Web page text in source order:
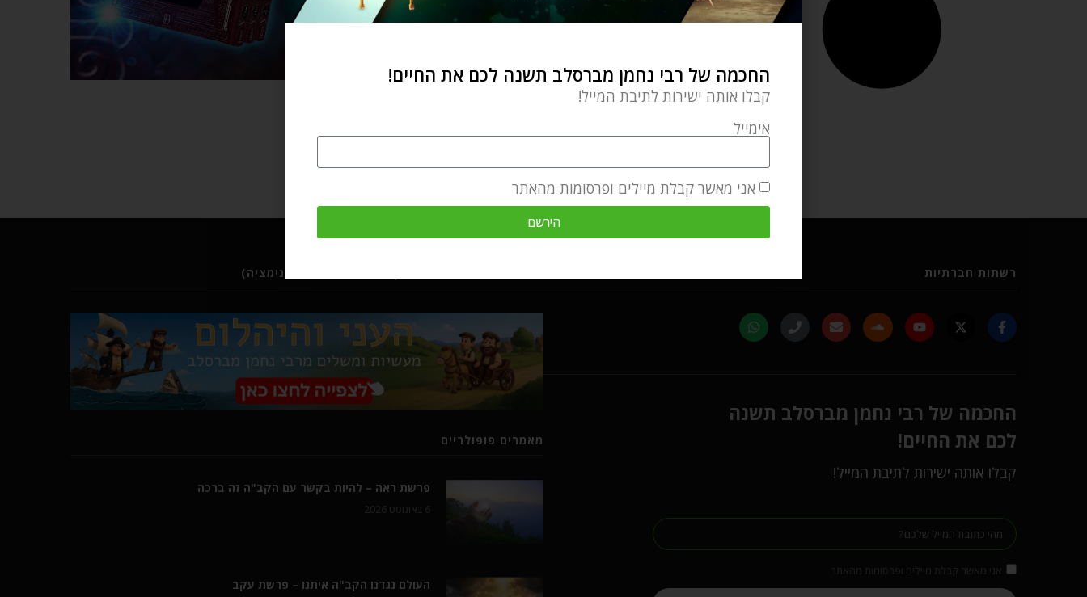
רשתות חברתיות
החכמה של רבי נחמן מברסלב תשנה
לכם את החיים!
קבלו אותה ישירות לתיבת המייל!
מעשיות ומשלים מרבי נחמן מברסלב (סרטוני אנימציה)
מאמרים פופולריים
פרשת ראה – להיות בקשר עם הקב"ה זה ברכה
העולם נגדנו הקב"ה איתנו – פרשת עקב
החכמה של רבי נחמן מברסלב תשנה לכם את החיים!
קבלו אותה ישירות לתיבת המייל!
אימייל
אני מאשר קבלת מיילים ופרסומות מהאתר
הירשם